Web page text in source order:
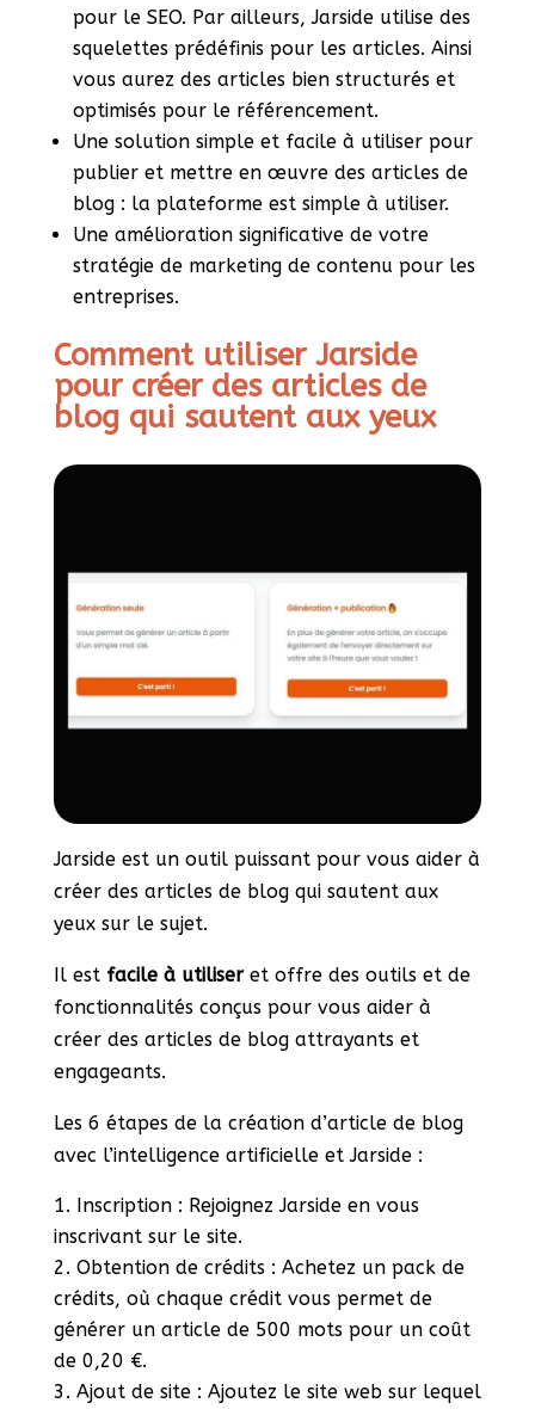
pour le SEO. Par ailleurs, Jarside utilise des
squelettes prédéfinis pour les articles. Ainsi
vous aurez des articles bien structurés et
optimisés pour le référencement.
Une solution simple et facile à utiliser pour
publier et mettre en œuvre des articles de
blog : la plateforme est simple à utiliser.
Une amélioration significative de votre
stratégie de marketing de contenu pour les
entreprises.
Comment utiliser Jarside
pour créer des articles de
blog qui sautent aux yeux
Jarside est un outil puissant pour vous aider à
créer des articles de blog qui sautent aux
yeux sur le sujet.
Il est facile à utiliseret offre des outils et de
fonctionnalités conçus pour vous aider à
créer des articles de blog attrayants et
engageants.
Les 6 étapes de la création d’article de blog
avec l’intelligence artificielle et Jarside :
Inscription : Rejoignez Jarside en vous
inscrivant sur le site.
Obtention de crédits : Achetez un pack de
crédits, où chaque crédit vous permet de
générer un article de 500 mots pour un coût
de 0,20 €.
Ajout de site : Ajoutez le site web sur lequel